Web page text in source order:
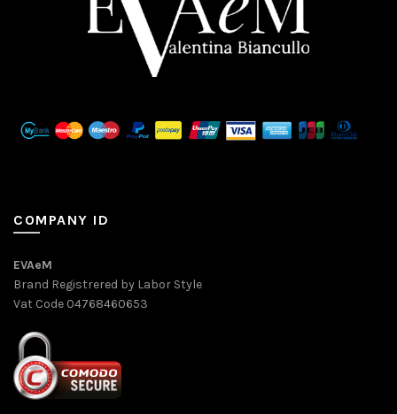
COMPANY ID
EVAeM
Brand Registrered by Labor Style
Vat Code 04768460653